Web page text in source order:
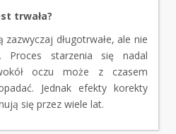
trwała?
długotrwałe, ale nie
Proces starzenia się nadal
oczu może z czasem
Jednak efekty korekty
się przez wiele lat.